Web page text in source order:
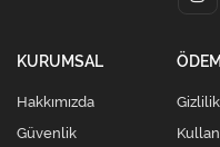
KURUMSAL
Hakkımızda
Güvenlik